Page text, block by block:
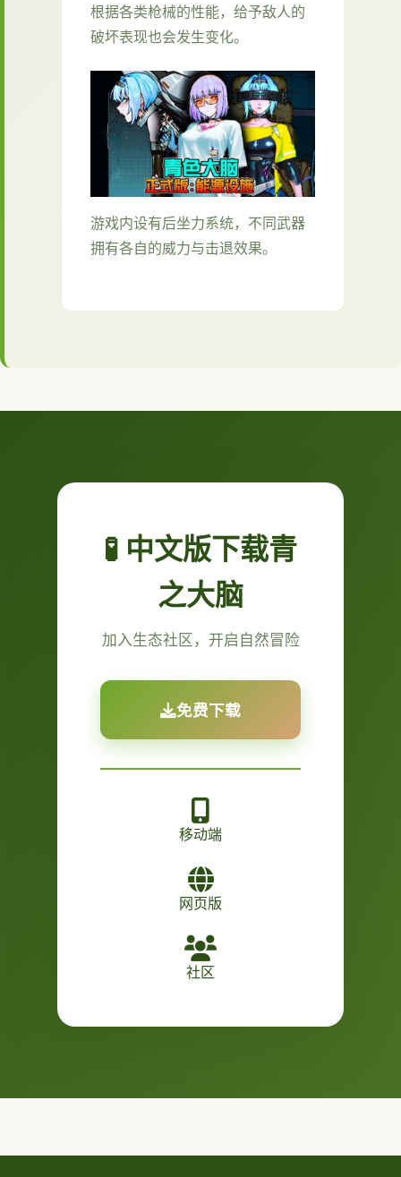
根据各类枪械的性能，给予敌人的
破坏表现也会发生变化。
游戏内设有后坐力系统，不同武器
拥有各自的威力与击退效果。
🧪 中文版下载青
之大脑
加入生态社区，开启自然冒险
免费下载
移动端
网页版
社区